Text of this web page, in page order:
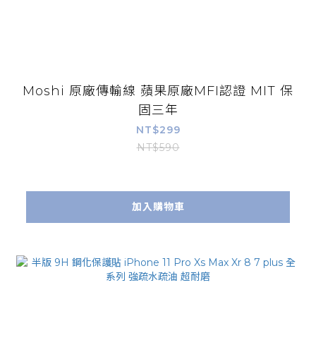
Moshi 原廠傳輸線 蘋果原廠MFI認證 MIT 保
固三年
NT$299
NT$590
加入購物車